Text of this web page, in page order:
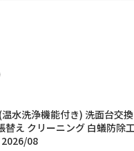
水洗浄機能付き) 洗面台交
え クリーニング 白蟻防除
2026/08